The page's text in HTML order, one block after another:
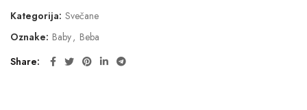
Kategorija: Svečane
Oznake: Baby, Beba
Share